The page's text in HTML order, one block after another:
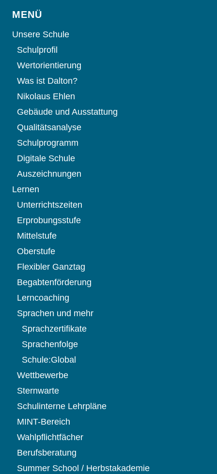
MENÜ
Unsere Schule
Schulprofil
Wertorientierung
Was ist Dalton?
Nikolaus Ehlen
Gebäude und Ausstattung
Qualitätsanalyse
Schulprogramm
Digitale Schule
Auszeichnungen
Lernen
Unterrichtszeiten
Erprobungsstufe
Mittelstufe
Oberstufe
Flexibler Ganztag
Begabtenförderung
Lerncoaching
Sprachen und mehr
Sprachzertifikate
Sprachenfolge
Schule:Global
Wettbewerbe
Sternwarte
Schulinterne Lehrpläne
MINT-Bereich
Wahlpflichtfächer
Berufsberatung
Summer School / Herbstakademie